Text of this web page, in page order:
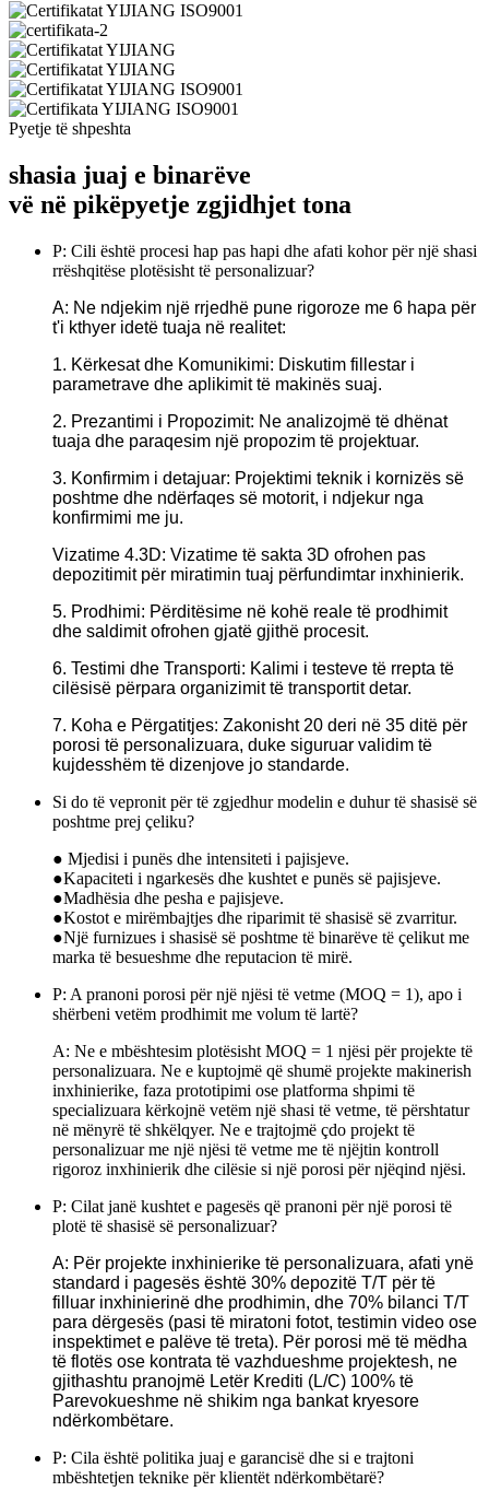
Pyetje të shpeshta
shasia juaj e binarëve
vë në pikëpyetje zgjidhjet tona
P: Cili është procesi hap pas hapi dhe afati kohor për një shasi
rrëshqitëse plotësisht të personalizuar?
A: Ne ndjekim një rrjedhë pune rigoroze me 6 hapa për
t'i kthyer idetë tuaja në realitet:
1. Kërkesat dhe Komunikimi: Diskutim fillestar i
parametrave dhe aplikimit të makinës suaj.
2. Prezantimi i Propozimit: Ne analizojmë të dhënat
tuaja dhe paraqesim një propozim të projektuar.
3. Konfirmim i detajuar: Projektimi teknik i kornizës së
poshtme dhe ndërfaqes së motorit, i ndjekur nga
konfirmimi me ju.
Vizatime 4.3D: Vizatime të sakta 3D ofrohen pas
depozitimit për miratimin tuaj përfundimtar inxhinierik.
5. Prodhimi: Përditësime në kohë reale të prodhimit
dhe saldimit ofrohen gjatë gjithë procesit.
6. Testimi dhe Transporti: Kalimi i testeve të rrepta të
cilësisë përpara organizimit të transportit detar.
7. Koha e Përgatitjes: Zakonisht 20 deri në 35 ditë për
porosi të personalizuara, duke siguruar validim të
kujdesshëm të dizenjove jo standarde.
Si do të vepronit për të zgjedhur modelin e duhur të shasisë së
poshtme prej çeliku?
● Mjedisi i punës dhe intensiteti i pajisjeve.
●Kapaciteti i ngarkesës dhe kushtet e punës së pajisjeve.
●Madhësia dhe pesha e pajisjeve.
●Kostot e mirëmbajtjes dhe riparimit të shasisë së zvarritur.
●Një furnizues i shasisë së poshtme të binarëve të çelikut me
marka të besueshme dhe reputacion të mirë.
P: A pranoni porosi për një njësi të vetme (MOQ = 1), apo i
shërbeni vetëm prodhimit me volum të lartë?
A: Ne e mbështesim plotësisht MOQ = 1 njësi për projekte të
personalizuara. Ne e kuptojmë që shumë projekte makinerish
inxhinierike, faza prototipimi ose platforma shpimi të
specializuara kërkojnë vetëm një shasi të vetme, të përshtatur
në mënyrë të shkëlqyer. Ne e trajtojmë çdo projekt të
personalizuar me një njësi të vetme me të njëjtin kontroll
rigoroz inxhinierik dhe cilësie si një porosi për njëqind njësi.
P: Cilat janë kushtet e pagesës që pranoni për një porosi të
plotë të shasisë së personalizuar?
A: Për projekte inxhinierike të personalizuara, afati ynë
standard i pagesës është 30% depozitë T/T për të
filluar inxhinierinë dhe prodhimin, dhe 70% bilanci T/T
para dërgesës (pasi të miratoni fotot, testimin video ose
inspektimet e palëve të treta). Për porosi më të mëdha
të flotës ose kontrata të vazhdueshme projektesh, ne
gjithashtu pranojmë Letër Krediti (L/C) 100% të
Parevokueshme në shikim nga bankat kryesore
ndërkombëtare.
P: Cila është politika juaj e garancisë dhe si e trajtoni
mbështetjen teknike për klientët ndërkombëtarë?